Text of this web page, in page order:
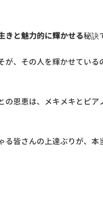
きと魅力的に輝かせる秘訣
が、その人を輝かせてい
の恩恵は、メキメキとピ
る皆さんの上達ぶりが、本